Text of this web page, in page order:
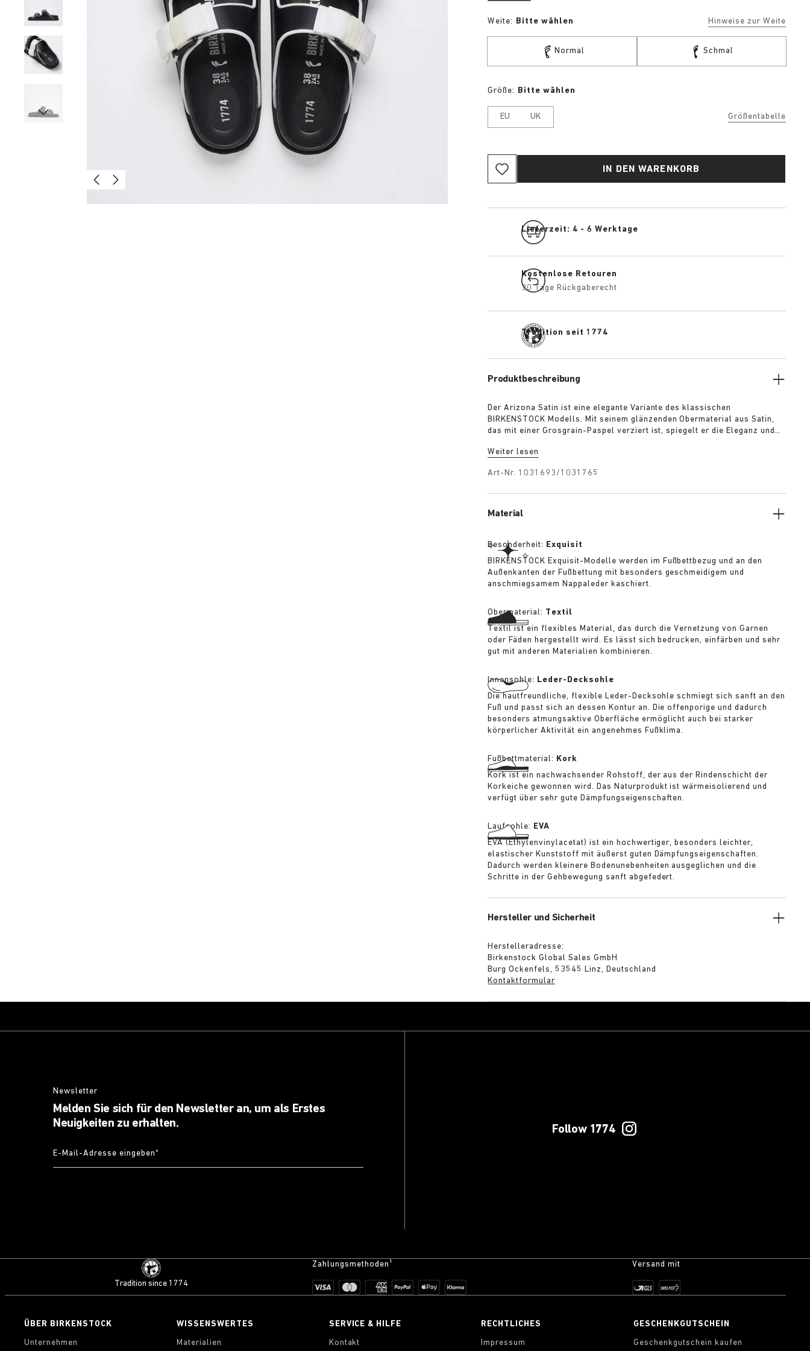
Weite: Bitte wählen Hinweise zur Weite
Normal Schmal
Größentabelle
Größe: Bitte wählen
EU UK
IN DEN WARENKORB
Lieferzeit: 4 - 6 Werktage
Kostenlose Retouren
30 Tage Rückgaberecht
Tradition seit 1774
Produktbeschreibung
Der Arizona Satin ist eine elegante Variante des klassischen
BIRKENSTOCK Modells. Mit seinem glänzenden Obermaterial aus Satin,
das mit einer Grosgrain-Paspel verziert ist, spiegelt er die Eleganz und
Textil verleiht dem Modell eine verspielte Raffinesse. Darunter befindet
sowohl Tradition als auch Moderne verkörpert.
Weiter lesen
Art-Nr. 1031693/1031765
Material
Besonderheit: Exquisit
BIRKENSTOCK Exquisit-Modelle werden im Fußbettbezug und an den
Außenkanten der Fußbettung mit besonders geschmeidigem und
anschmiegsamem Nappaleder kaschiert.
Obermaterial: Textil
Textil ist ein flexibles Material, das durch die Vernetzung von Garnen
oder Fäden hergestellt wird. Es lässt sich bedrucken, einfärben und sehr
gut mit anderen Materialien kombinieren.
Innensohle: Leder-Decksohle
Die hautfreundliche, flexible Leder-Decksohle schmiegt sich sanft an den
Fuß und passt sich an dessen Kontur an. Die offenporige und dadurch
besonders atmungsaktive Oberfläche ermöglicht auch bei starker
körperlicher Aktivität ein angenehmes Fußklima.
Fußbettmaterial: Kork
Kork ist ein nachwachsender Rohstoff, der aus der Rindenschicht der
Korkeiche gewonnen wird. Das Naturprodukt ist wärmeisolierend und
verfügt über sehr gute Dämpfungseigenschaften.
Laufsohle: EVA
EVA (Ethylenvinylacetat) ist ein hochwertiger, besonders leichter,
elastischer Kunststoff mit äußerst guten Dämpfungseigenschaften.
Dadurch werden kleinere Bodenunebenheiten ausgeglichen und die
Schritte in der Gehbewegung sanft abgefedert.
Hersteller und Sicherheit
Herstelleradresse:
Birkenstock Global Sales GmbH
Burg Ockenfels, 53545 Linz, Deutschland
Kontaktformular
Newsletter
Melden Sie sich für den Newsletter an, um als Erstes
Neuigkeiten zu erhalten.
E-Mail-Adresse eingeben*
Follow 1774
Tradition since 1774
Zahlungsmethoden¹ Versand mit
ÜBER BIRKENSTOCK
Unternehmen
WISSENSWERTES
Materialien
SERVICE & HILFE
Kontakt
RECHTLICHES
Impressum
GESCHENKGUTSCHEIN
Geschenkgutschein kaufen